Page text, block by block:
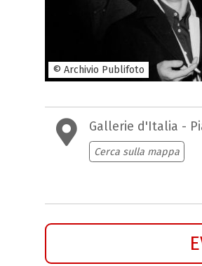
© Archivio Publifoto
Gallerie d'Italia -
Cerca sulla mappa